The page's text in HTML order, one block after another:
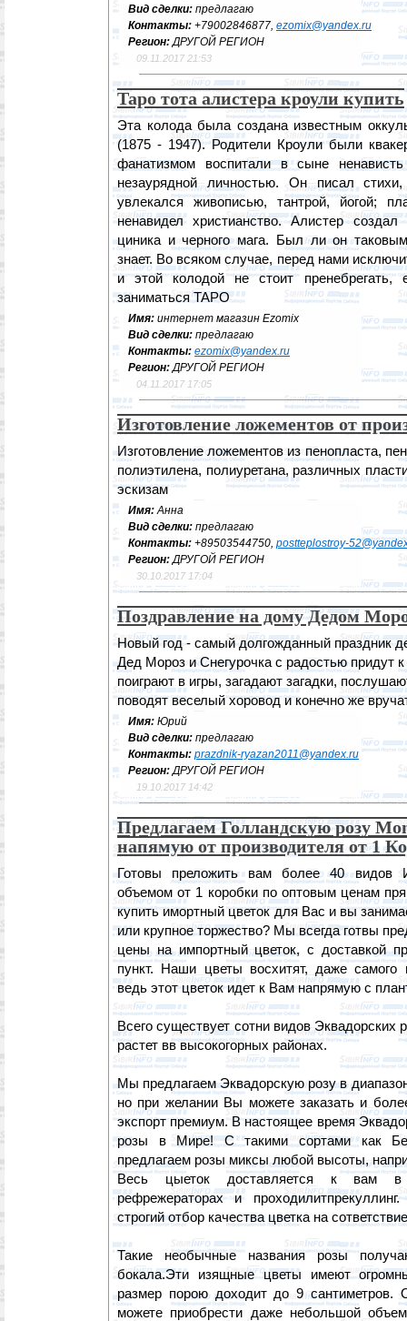
Вид сделки: предлагаю
Контакты: +79002846877, ezomix@yandex.ru
Регион:ДРУГОЙ РЕГИОН
09.11.2017 21:53
Таро тота алистера кроули купить
Эта колода была создана известным
(1875 - 1947). Родители Кроули были
фанатизмом воспитали в сыне
незаурядной личностью. Он писал
увлекался живописью, тантрой, йогой;
ненавидел христианство. Алистер
циника и черного мага. Был ли он
знает. Во всяком случае, перед нами
и этой колодой не стоит
заниматься ТАРО
Имя: интернет магазин Ezomix
Вид сделки: предлагаю
Контакты: ezomix@yandex.ru
Регион:ДРУГОЙ РЕГИОН
04.11.2017 17:05
Изготовление ложементов от
Изготовление ложементов из пенопласта,
полиэтилена, полиуретана, различных
эскизам
Имя:Анна
Вид сделки: предлагаю
Контакты: +89503544750, postteplostroy-
Регион:ДРУГОЙ РЕГИОН
30.10.2017 17:04
Поздравление на дому Дедом
Новый год - самый долгожданный праздник
Дед Мороз и Снегурочка с радостью придут к
поиграют в игры, загадают загадки,
поводят веселый хоровод и конечно же
Имя: Юрий
Вид сделки: предлагаю
Контакты: prazdnik-ryazan2011@yandex.ru
Регион:ДРУГОЙ РЕГИОН
19.10.2017 14:42
Предлагаем Голландскую розу
напямую от производителя от 1
Готовы преложить вам более 40
объемом от 1 коробки по оптовым ценам
купить имортный цветок для Вас и вы
или крупное торжество? Мы всегда готвы
цены на импортный цветок, с доставкой
пункт. Наши цветы восхитят, даже самого
ведь этот цветок идет к Вам напрямую с
Всего существует сотни видов Эквадорских
растет вв высокогорных районах.
Мы предлагаем Эквадорскую розу в
но при желании Вы можете заказать и
экспорт премиум. В настоящее время
розы в Мире! С такими сортами как
предлагаем розы миксы любой высоты,
Весь цыеток доставляется к вам в
рефрежераторах и
строгий отбор качества цветка на
Такие необычные названия розы
бокала.Эти изящные цветы имеют
размер порою доходит до 9
можете приобрести даже небольшой